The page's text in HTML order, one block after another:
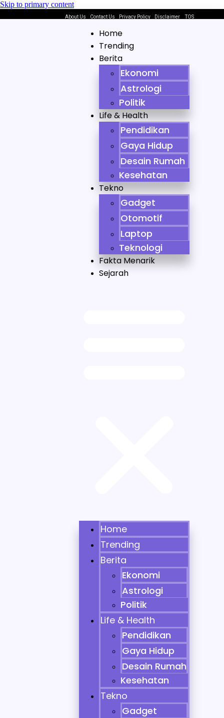
Skip to primary content
About Us Contact Us Privacy Policy DisclaimerTOS
Home
Trending
Berita
Ekonomi
Astrologi
Politik
Life & Health
Pendidikan
Gaya Hidup
Desain Rumah
Kesehatan
Tekno
Gadget
Otomotif
Laptop
Teknologi
Fakta Menarik
Sejarah
Home
Trending
Berita
Ekonomi
Astrologi
Politik
Life & Health
Pendidikan
Gaya Hidup
Desain Rumah
Kesehatan
Tekno
Gadget